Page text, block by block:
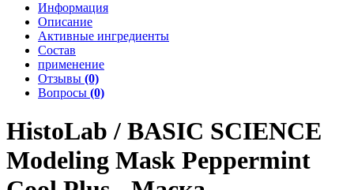
Информация
Описание
Активные ингредиенты
Состав
применение
Отзывы (0)
Вопросы (0)
HistoLab / BASIC SCIENCE
Modeling Mask Peppermint